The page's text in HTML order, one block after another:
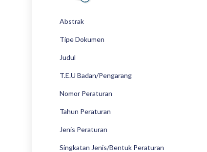
Abstrak
Tipe Dokumen
Judul
T.E.U Badan/Pengarang
Nomor Peraturan
Tahun Peraturan
Jenis Peraturan
Singkatan Jenis/Bentuk Peraturan